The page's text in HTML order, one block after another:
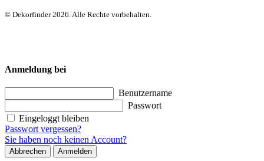
© Dekorfinder 2026. Alle Rechte vorbehalten.
Anmeldung bei
Benutzername
Passwort
Eingeloggt bleiben
Passwort vergessen?
Sie haben noch keinen Account?
Abbrechen Anmelden